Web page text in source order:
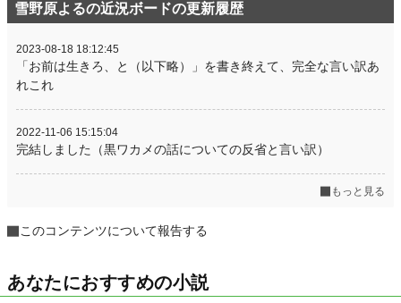
雪野原よるの近況ボードの更新履歴
2023-08-18 18:12:45
「お前は生きろ、と（以下略）」を書き終えて、完全な言い訳あ
れこれ
2022-11-06 15:15:04
完結しました（黒ワカメの話についての反省と言い訳）
もっと見る
このコンテンツについて報告する
あなたにおすすめの小説